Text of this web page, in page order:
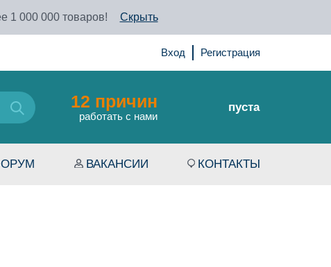
1 000 000 товаров! Скрыть
Вход Регистрация
12 причин
работать с нами
пуста
ВАКАНСИИ КОНТАКТЫ